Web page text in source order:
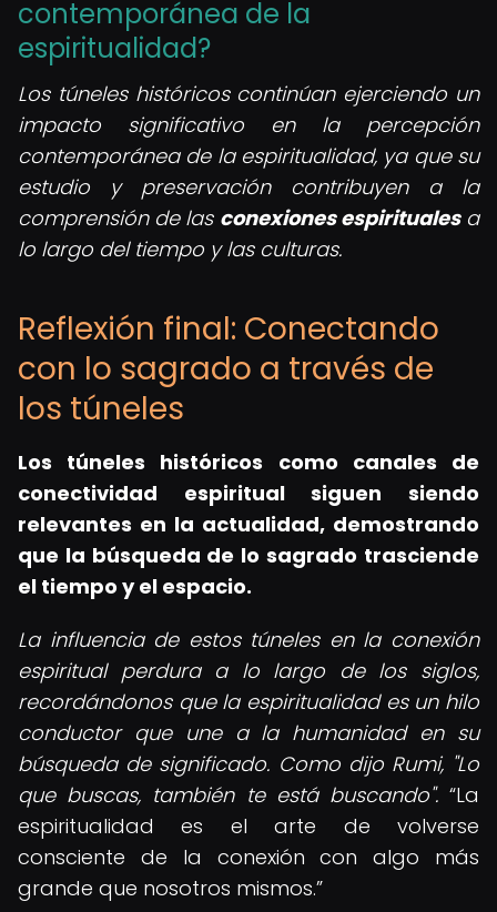
contemporánea de la
espiritualidad?
Los túneles históricos continúan ejerciendo un
impacto significativo en la percepción
contemporánea de la espiritualidad, ya que su
estudio y preservación contribuyen a la
comprensión de las conexiones espiritualesa
lo largo del tiempo y las culturas.
Reflexión final: Conectando
con lo sagrado a través de
los túneles
Los túneles históricos como canales de
conectividad espiritual siguen siendo
relevantes en la actualidad, demostrando
que la búsqueda de lo sagrado trasciende
el tiempo y el espacio.
La influencia de estos túneles en la conexión
espiritual perdura a lo largo de los siglos,
recordándonos que la espiritualidad es un hilo
conductor que une a la humanidad en su
búsqueda de significado. Como dijo Rumi, "Lo
que buscas, también te está buscando".
La
espiritualidad es el arte de volverse
consciente de la conexión con algo más
grande que nosotros mismos.